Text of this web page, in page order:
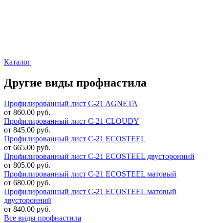
Каталог
Другие виды профнастила
Профилированный лист C-21 AGNETA
от 860.00 руб.
Профилированный лист C-21 CLOUDY
от 845.00 руб.
Профилированный лист C-21 ECOSTEEL
от 665.00 руб.
Профилированный лист C-21 ECOSTEEL двусторонний
от 805.00 руб.
Профилированный лист C-21 ECOSTEEL матовый
от 680.00 руб.
Профилированный лист C-21 ECOSTEEL матовый
двусторонний
от 840.00 руб.
Все виды профнастила